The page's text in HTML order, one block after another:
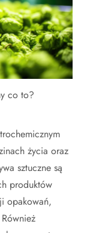
co to?
życia oraz
sztuczne są
produktów
opakowań,